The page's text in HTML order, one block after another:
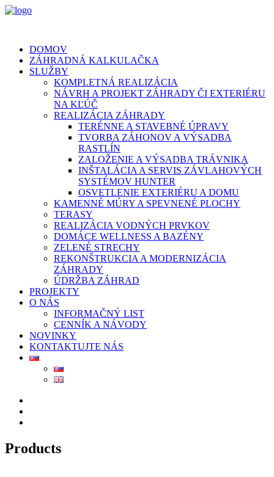
DOMOV
ZÁHRADNÁ KALKULAČKA
SLUŽBY
KOMPLETNÁ REALIZÁCIA
NÁVRH A PROJEKT ZÁHRADY ČI EXTERIÉRU
NA KĽÚČ
REALIZÁCIA ZÁHRADY
TERÉNNE A STAVEBNÉ ÚPRAVY
TVORBA ZÁHONOV A VÝSADBA
RASTLÍN
ZALOŽENIE A VÝSADBA TRÁVNIKA
INŠTALÁCIA A SERVIS ZÁVLAHOVÝCH
SYSTÉMOV HUNTER
OSVETLENIE EXTERIÉRU A DOMU
KAMENNÉ MÚRY A SPEVNENÉ PLOCHY
TERASY
REALIZÁCIA VODNÝCH PRVKOV
DOMÁCE WELLNESS A BAZÉNY
ZELENÉ STRECHY
REKONŠTRUKCIA A MODERNIZÁCIA
ZÁHRADY
ÚDRŽBA ZÁHRAD
PROJEKTY
O NÁS
INFORMAČNÝ LIST
CENNÍK A NÁVODY
NOVINKY
KONTAKTUJTE NÁS
Products